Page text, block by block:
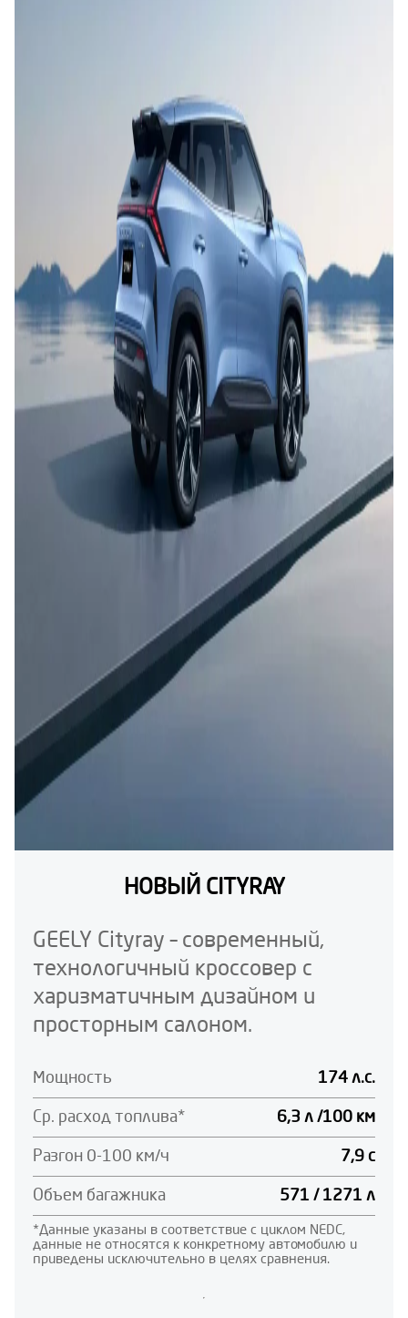
НОВЫЙ CITYRAY
GEELY Cityray – современный,
технологичный кроссовер с
харизматичным дизайном и
просторным салоном.
Мощность 174 л.с.
Ср. расход топлива* 6,3 л /100 км
Разгон 0-100 км/ч 7,9 с
Объем багажника 571 / 1271 л
*Данные указаны в соответствие с циклом NEDC,
данные не относятся к конкретному автомобилю и
приведены исключительно в целях сравнения.